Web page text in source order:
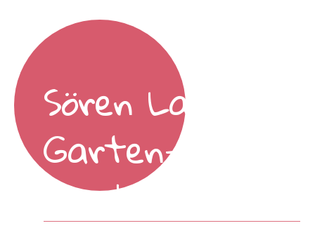
Sören Larsson
Garten- und
Landschaftsbau